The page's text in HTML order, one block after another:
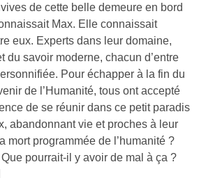
de cette belle demeure en bord
Max. Elle connaissait
eux. Experts dans leur domaine,
du savoir moderne, chacun d’entre
Pour échapper à la fin du
de l’Humanité, tous ont accepté
de se réunir dans ce petit paradis
abandonnant vie et proches à leur
mort programmée de l’humanité ?
pourrait-il y avoir de mal à ça ?